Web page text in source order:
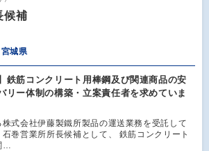
候補
宮城県
鉄筋コンクリート用棒鋼及び関連商品の安
リー体制の構築・立案責任者を求めていま
式会社伊藤製鐵所製品の運送業務を受託して
石巻営業所所長候補として、 鉄筋コンクリート
…